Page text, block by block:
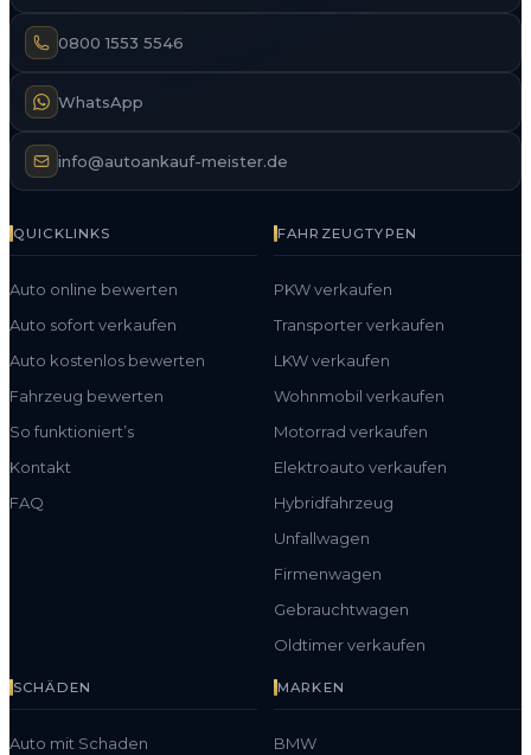
0800 1553 5546
WhatsApp
info@autoankauf-meister.de
QUICKLINKS
Auto online bewerten
Auto sofort verkaufen
Auto kostenlos bewerten
Fahrzeug bewerten
So funktioniert’s
Kontakt
FAQ
FAHRZEUGTYPEN
PKW verkaufen
Transporter verkaufen
LKW verkaufen
Wohnmobil verkaufen
Motorrad verkaufen
Elektroauto verkaufen
Hybridfahrzeug
Unfallwagen
Firmenwagen
Gebrauchtwagen
Oldtimer verkaufen
SCHÄDEN
Auto mit Schaden
MARKEN
BMW